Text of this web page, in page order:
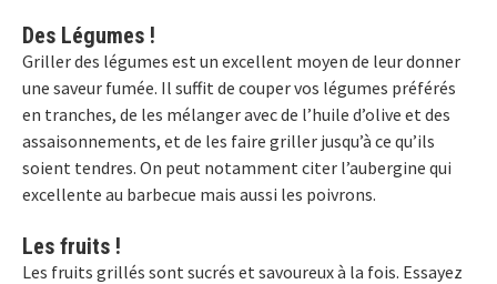
Des Légumes !
Griller des légumes est un excellent moyen de leur donner
une saveur fumée. Il suffit de couper vos légumes préférés
en tranches, de les mélanger avec de l’huile d’olive et des
assaisonnements, et de les faire griller jusqu’à ce qu’ils
soient tendres. On peut notamment citer l’aubergine qui
excellente au barbecue mais aussi les poivrons.
Les fruits !
Les fruits grillés sont sucrés et savoureux à la fois. Essayez